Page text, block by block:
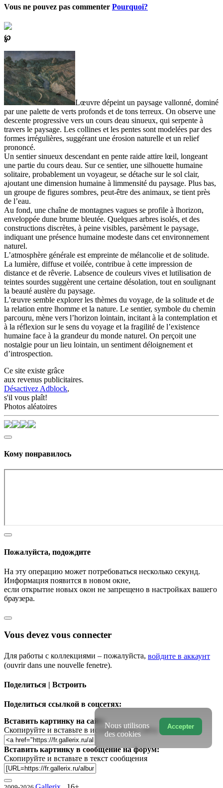
Vous ne pouvez pas commenter Pourquoi?
℘
Lœuvre dépeint un paysage vallonné, dominé
par une palette de verts profonds et de tons terreux. On observe une
descente progressive vers un cours deau sinueux, qui serpente à
travers le paysage. Les collines et les pentes sont modelées par des
formes irrégulières, suggérant une érosion naturelle et un relief
prononcé.
Un sentier sinueux descendant en pente raide attire lœil, longeant
une partie du cours deau. Sur ce sentier, une silhouette humaine
solitaire, probablement un voyageur, se détache sur le sol clair,
ajoutant une dimension humaine à limmensité du paysage. Plus bas,
un groupe de figures sombres, peut-être des animaux, se tient près
de l’eau.
Au fond, une chaîne de montagnes vagues se profile à lhorizon,
enveloppée dune brume bleutée. Quelques arbres isolés, et des
constructions discrètes, à peine visibles, parsèment le paysage,
indiquant une présence humaine modeste dans cet environnement
naturel.
L’atmosphère générale est empreinte de mélancolie et de solitude.
La lumière, diffuse et voilée, contribue à cette impression de
distance et de rêverie. Labsence de couleurs vives et lutilisation de
teintes sourdes suggèrent une certaine désolation, tout en soulignant
la beauté austère du paysage.
L’œuvre semble explorer les thèmes du voyage, de la solitude et de
la relation entre lhomme et la nature. Le sentier, symbole du chemin
parcouru, mène vers l’horizon lointain, incitant à la contemplation et
à la réflexion sur le sens du voyage et la fragilité de l’existence
humaine face à la grandeur du monde naturel. On perçoit une
nostalgie pour un lieu lointain, un sentiment déloignement et
d’introspection.
Ce site existe grâce
aux revenus publicitaires.
Désactivez Adblock,
s'il vous plaît!
Photos aléatoires
Кому понравилось
Пожалуйста, подождите
На эту операцию может потребоваться несколько секунд.
Информация появится в новом окне,
если открытие новых окон не запрещено в настройках вашего
браузера.
Vous devez vous connecter
Для работы с коллекциями – пожалуйста, войдите в аккаунт
(ouvrir dans une nouvelle fenetre).
Поделиться | Встроить
Поделиться ссылкой в соцсетях:
Вставить картинку на сайт:
Скопируйте и вставьте в исходный код сайта
Вставить картинку в сообщение на форум:
Скопируйте и вставьте в текст сообщения
Accepter
Nous utilisons
des cookies